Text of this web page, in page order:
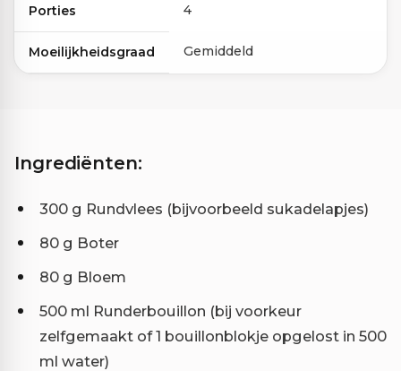
Porties 4
Moeilijkheidsgraad Gemiddeld
Ingrediënten:
300 g Rundvlees (bijvoorbeeld sukadelapjes)
80 g Boter
80 g Bloem
500 ml Runderbouillon (bij voorkeur
zelfgemaakt of 1 bouillonblokje opgelost in 500
ml water)